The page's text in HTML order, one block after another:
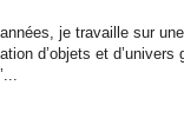
je travaille sur
d’objets et d’univers